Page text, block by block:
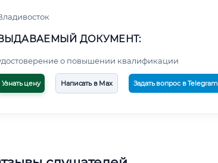
ДОКУМЕНТ:
о повышении квалификации
Узнать цену Написать в Max Задать вопрос в Telegram